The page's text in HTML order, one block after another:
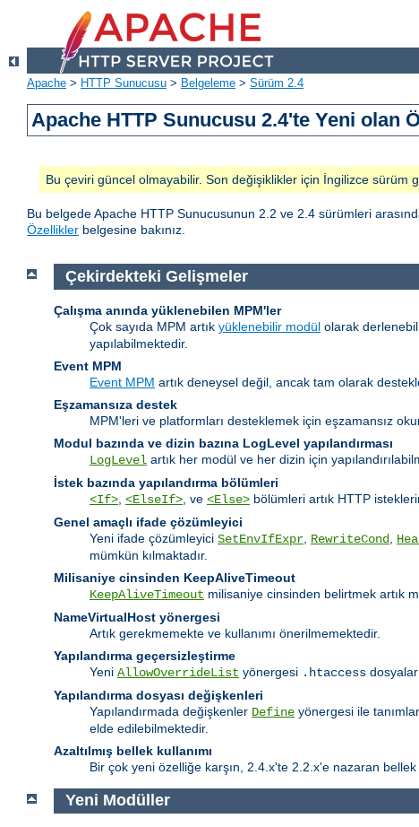
Apache > HTTP Sunucusu > Belgeleme > Sürüm 2.4
Apache HTTP Sunucusu 2.4'te Yeni olan
Bu çeviri güncel olmayabilir. Son değişiklikler için İngilizce sürüm
Bu belgede Apache HTTP Sunucusunun 2.2 ve 2.4 sürümleri
Özellikler belgesine bakınız.
Çekirdekteki Gelişmeler
Çalışma anında yüklenebilen MPM'ler
Çok sayıda MPM artık yüklenebilir modül olarak
yapılabilmektedir.
Event MPM
Event MPM artık deneysel değil, ancak tam olarak
Eşzamansıza destek
MPM'leri ve platformları desteklemek için eşzamansız
Modul bazında ve dizin bazına LogLevel yapılandırması
LogLevel artık her modül ve her dizin için
İstek bazında yapılandırma bölümleri
<If> <ElseIf> , ve <Else> bölümleri artık HTTP
Genel amaçlı ifade çözümleyici
Yeni ifade çözümleyici SetEnvIfExpr RewriteCond
mümkün kılmaktadır.
Milisaniye cinsinden KeepAliveTimeout
KeepAliveTimeout milisaniye cinsinden belirtmek artık
NameVirtualHost yönergesi
Artık gerekmemekte ve kullanımı önerilmemektedir.
Yapılandırma geçersizleştirme
Yeni AllowOverrideList yönergesi .htaccess
Yapılandırma dosyası değişkenleri
Yapılandırmada değişkenler Define yönergesi ile
elde edilebilmektedir.
Azaltılmış bellek kullanımı
Bir çok yeni özelliğe karşın, 2.4.x'te 2.2.x'e nazaran bellek
Yeni Modüller